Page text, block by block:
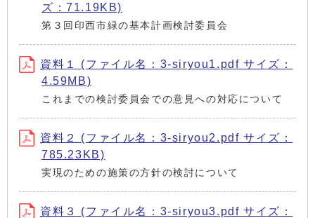
ズ：71.19KB)
第３回印西市緑の基本計画検討委員会
資料１ (ファイル名：3-siryou1.pdf サイズ：
4.59MB)
これまでの検討委員会での意見への対応について
資料２ (ファイル名：3-siryou2.pdf サイズ：
785.23KB)
実現のための施策の方針の検討について
資料３ (ファイル名：3-siryou3.pdf サイズ：